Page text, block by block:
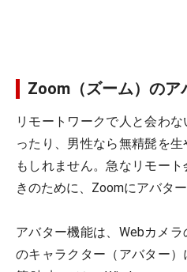
Zoom（ズーム）のア
リモートワークで人と会わ
ったり、男性なら無精髭を
もしれません。急なリモー
きのために、Zoomにアバタ
アバター機能は、Webカメ
のキャラクター（アバター